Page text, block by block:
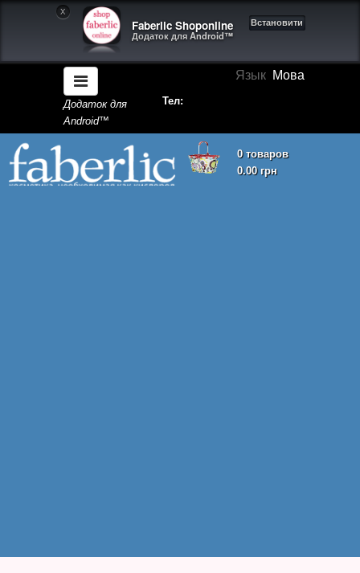
X
Faberlic Shoponline
Додаток для Android™
Встановити
Язык Мова
Додаток для
Android™
Тел:
0 товаров
0.00 грн
Кошик покупок порожній!